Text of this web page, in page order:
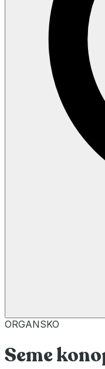
ORGANSKO
Seme